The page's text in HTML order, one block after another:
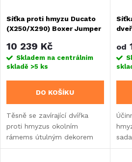
Síťka proti hmyzu Ducato
(X250/X290) Boxer Jumper
10 239 Kč
Skladem na centrálním
skladě >5 ks
DO KOŠÍKU
Těsně se zavírající dvířka
proti hmyzus okolním
rámems útulným dekorem
včelí plástveÚčinná ochrana
od